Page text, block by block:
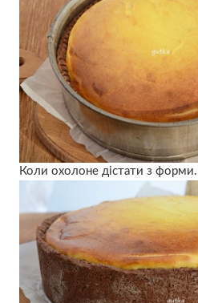
Коли охолоне дістати з форми.